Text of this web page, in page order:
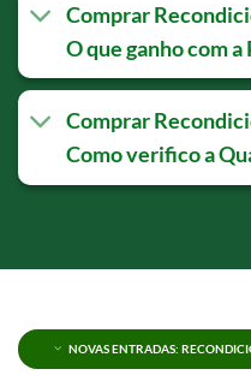
Comprar
O que ganho com a
Comprar
Como verifico a
NOVAS ENTRADAS: